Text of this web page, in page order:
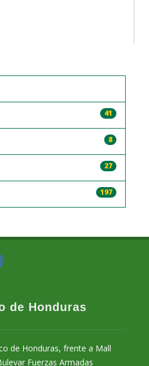
41
8
27
197
de Honduras
de Honduras, frente a Mall
Fuerzas Armadas